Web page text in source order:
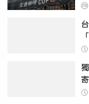
關